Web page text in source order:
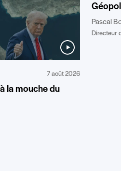
7 août 2026
la mouche du
Pascal
Directeur